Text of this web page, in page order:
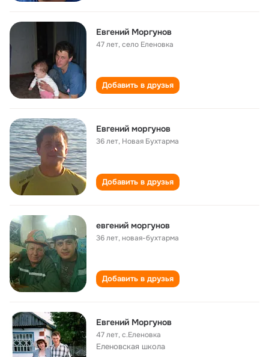
Евгений Моргунов
47 лет,село Еленовка
Добавить в друзья
Евгений моргунов
36 лет, Новая Бухтарма
Добавить в друзья
евгений моргунов
36 лет,новая-бухтарма
Добавить в друзья
Евгений Моргунов
47 лет,с.Еленовка
Еленовская школа